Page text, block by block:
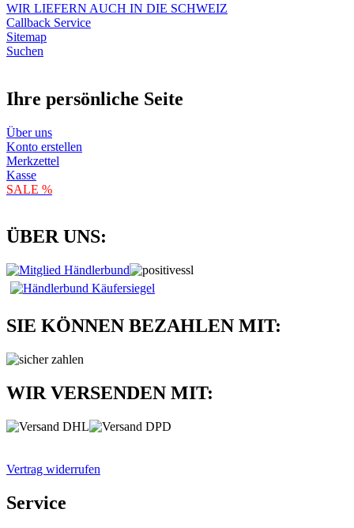
WIR LIEFERN AUCH IN DIE SCHWEIZ
Callback Service
Sitemap
Suchen
Ihre persönliche Seite
Über uns
Konto erstellen
Merkzettel
Kasse
SALE %
ÜBER UNS:
SIE KÖNNEN BEZAHLEN MIT:
WIR VERSENDEN MIT:
Vertrag widerrufen
Service